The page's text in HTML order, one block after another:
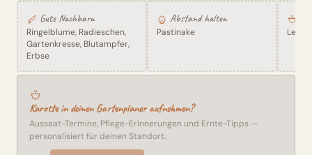
Gute Nachbarn
Ringelblume, Radieschen,
Gartenkresse, Blutampfer,
Erbse
Abstand halten
Pastinake
Karotte in deinen Gartenplaner aufnehmen?
Aussaat-Termine, Pflege-Erinnerungen und Ernte-Tipps —
personalisiert für deinen Standort.